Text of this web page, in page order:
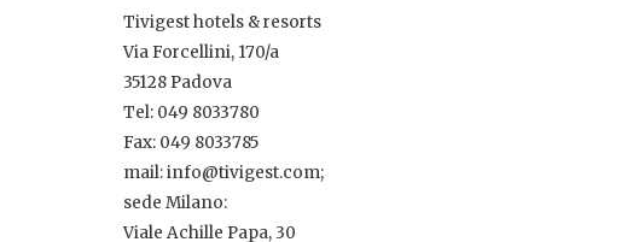
Tivigest hotels & resorts
Via Forcellini, 170/a
35128 Padova
Tel: 049 8033780
Fax: 049 8033785
mail: info@tivigest.com;
sede Milano:
Viale Achille Papa, 30